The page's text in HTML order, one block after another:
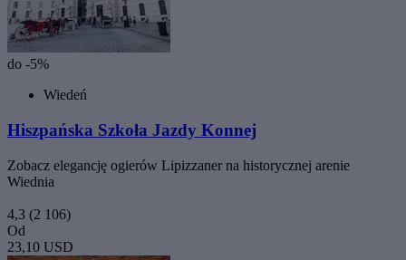
do -5%
Wiedeń
Hiszpańska Szkoła Jazdy Konnej
Zobacz elegancję ogierów Lipizzaner na historycznej arenie
Wiednia
4,3 (2 106)
Od
23,10 USD